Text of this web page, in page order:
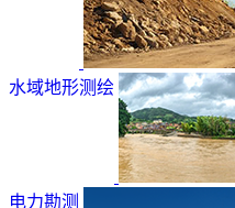
水域地形测绘
电力勘测